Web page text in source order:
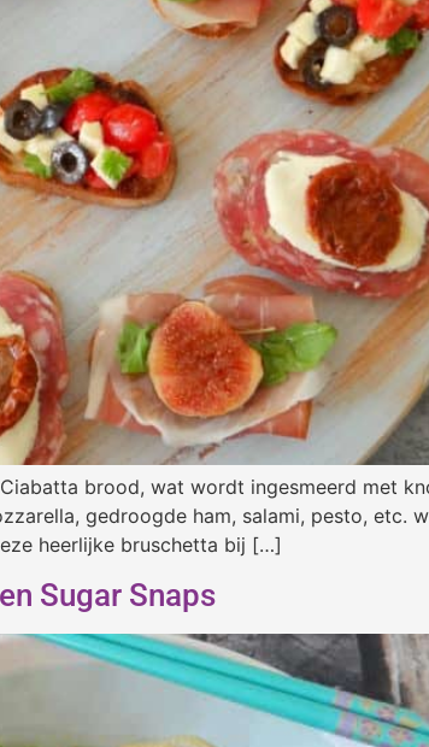
brood, wat wordt ingesmeerd met
gedroogde ham, salami, pesto, etc.
heerlijke bruschetta bij […]
Sugar Snaps